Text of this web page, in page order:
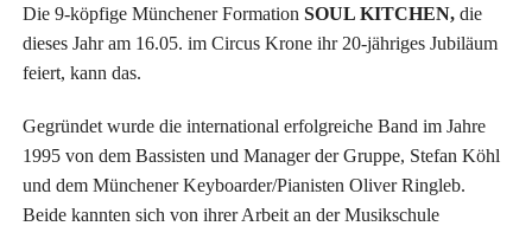
Die 9-köpfige Münchener Formation SOUL KITCHEN, die
dieses Jahr am 16.05. im Circus Krone ihr 20-jähriges Jubiläum
feiert, kann das.
Gegründet wurde die international erfolgreiche Band im Jahre
1995 von dem Bassisten und Manager der Gruppe, Stefan Köhl
und dem Münchener Keyboarder/Pianisten Oliver Ringleb.
Beide kannten sich von ihrer Arbeit an der Musikschule